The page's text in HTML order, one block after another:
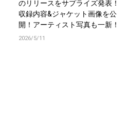
のリリースをサプライズ発表！
収録内容&ジャケット画像を公
開！アーティスト写真も一新！
2026/5/11